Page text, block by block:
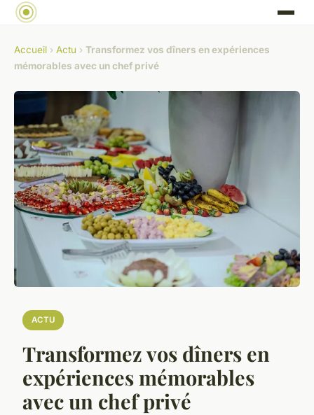
Accueil › Actu › Transformez vos dîners en expériences
mémorables avec un chef privé
ACTU
Transformez vos dîners en
expériences mémorables
avec un chef privé